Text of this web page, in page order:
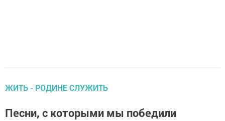
ЖИТЬ - РОДИНЕ СЛУЖИТЬ
Песни, с которыми мы победили